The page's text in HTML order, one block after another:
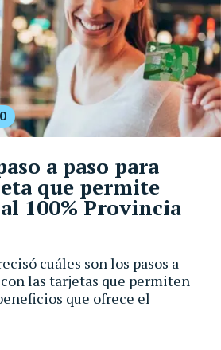
cuáles son los pasos a
las tarjetas que permiten
que ofrece el
a paso para
que permite
100% Provincia